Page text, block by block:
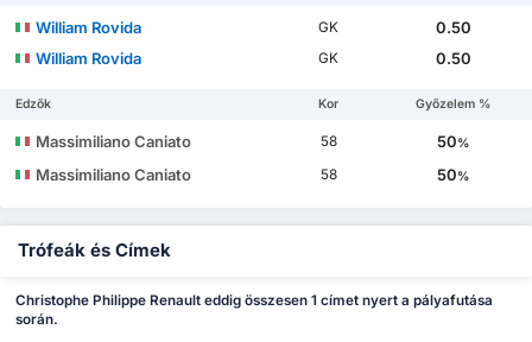
William Rovida GK
0.50
William Rovida
GK 0.50
Edzők Kor Győzelem %
Massimiliano Caniato 58 50%
Massimiliano Caniato 58 50%
Trófeák és Címek
Christophe Philippe Renault eddig összesen 1 címet nyert a pályafutása
során.